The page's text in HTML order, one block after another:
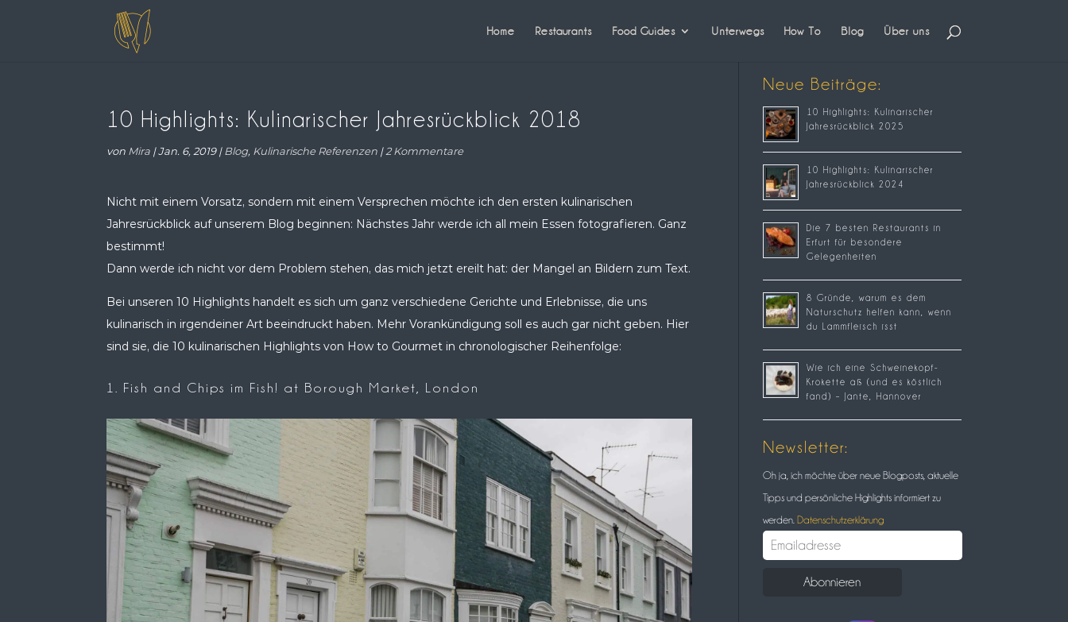
Home Restaurants Food Guides Unterwegs How To Blog Über uns
10 Highlights: Kulinarischer Jahresrückblick 2018
von Mira |Jan. 6, 2019|Blog, Kulinarische Referenzen |2 Kommentare
Nicht mit einem Vorsatz, sondern mit einem Versprechen möchte ich den ersten kulinarischen
Jahresrückblick auf unserem Blog beginnen: Nächstes Jahr werde ich all mein Essen fotografieren. Ganz
bestimmt!
Dann werde ich nicht vor dem Problem stehen, das mich jetzt ereilt hat: der Mangel an Bildern zum Text.
Bei unseren 10 Highlights handelt es sich um ganz verschiedene Gerichte und Erlebnisse, die uns
kulinarisch in irgendeiner Art beeindruckt haben. Mehr Vorankündigung soll es auch gar nicht geben. Hier
sind sie, die 10 kulinarischen Highlights von How to Gourmet in chronologischer Reihenfolge:
1. Fish and Chips im Fish! at Borough Market, London
Neue Beiträge:
10 Highlights: Kulinarischer
Jahresrückblick 2025
10 Highlights: Kulinarischer
Jahresrückblick 2024
Die 7 besten Restaurants in
Erfurt für besondere
Gelegenheiten
8 Gründe, warum es dem
Naturschutz helfen kann, wenn
du Lammfleisch isst
Wie ich eine Schweinekopf-
Krokette aß (und es köstlich
fand) – Jante, Hannover
Newsletter:
Oh ja, ich möchte über neue Blogposts, aktuelle
Tipps und persönliche Highlights informiert zu
werden. Datenschutzerklärung